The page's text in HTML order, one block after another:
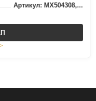
Артикул: MX504308,...